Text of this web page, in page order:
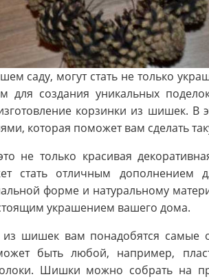
саду, могут стать не только
для создания уникальных
корзинки из шишек. В
которая поможет вам сделать
не только красивая
стать отличным дополнением
форме и натуральному
украшением вашего дома.
из шишек вам понадобятся самые
быть любой, например,
Шишки можно собрать на